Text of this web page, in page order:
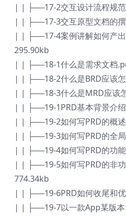
| | ├──17-2交互设计流程规
| | ├──17-3交互原型文档的
| | ├──17-4案例讲解如何产
295.90kb
| | ├──18-1什么是需求文档
| | ├──18-2什么是BRD应该
| | ├──18-3什么是MRD应该
| | ├──19-1PRD基本背景介
| | ├──19-2如何写PRD的概
| | ├──19-3如何写PRD的全
| | ├──19-4如何写PRD的功
| | ├──19-5如何写PRD的非
774.34kb
| | ├──19-6PRD如何收尾和
| | ├──19-7以一款App某版本